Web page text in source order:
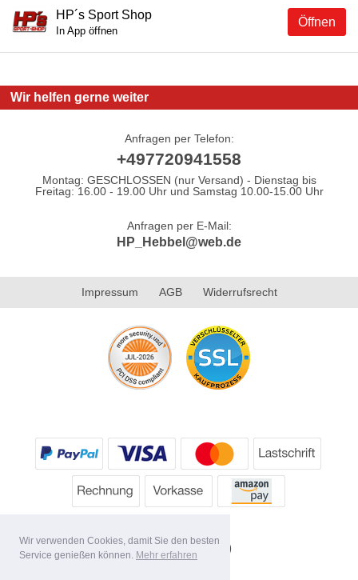
Wir verwenden Cookies, damit Sie den besten
Service genießen können. Mehr erfahren
Öffnen
HP´s Sport Shop
In App öffnen
Wir helfen gerne weiter
Anfragen per Telefon:
+497720941558
Montag: GESCHLOSSEN (nur Versand) - Dienstag bis
Freitag: 16.00 - 19.00 Uhr und Samstag 10.00-15.00 Uhr
Anfragen per E-Mail:
HP_Hebbel@web.de
Impressum AGB Widerrufsrecht